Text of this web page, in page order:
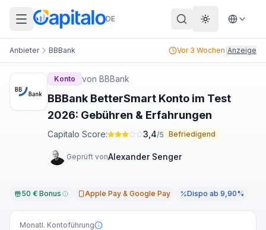
DE Theme
Anbieter BBBank Vor 3 Wochen Anzeige
Konto von BBBank
BBBank BetterSmart Konto im Test
2026: Gebühren & Erfahrungen
Capitalo Score: 3,4/5 Befriedigend
Geprüft vonAlexander Senger
50 € Bonus Apple Pay & Google Pay Dispo ab 9,90%
Monatl. Kontoführung